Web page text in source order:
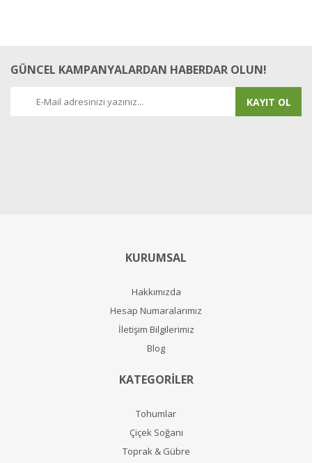
GÜNCEL KAMPANYALARDAN HABERDAR OLUN!
KAYIT OL
KURUMSAL
Hakkımızda
Hesap Numaralarımız
İletişim Bilgilerimiz
Blog
KATEGORİLER
Tohumlar
Çiçek Soğanı
Toprak & Gübre